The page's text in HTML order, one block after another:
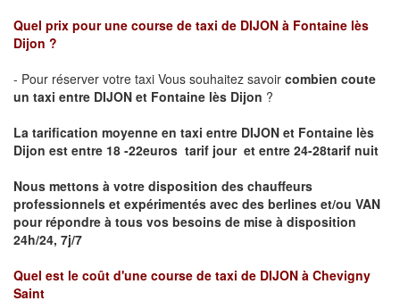
Quel prix pour une course de taxi de DIJON à Fontaine lès
Dijon ?
- Pour réserver votre taxi Vous souhaitez savoir combien coute
un taxi entre DIJON et Fontaine lès Dijon ?
La tarification moyenne en taxi entre DIJON et Fontaine lès
Dijon est entre 18 -22euros tarif jour et entre 24-28tarif nuit
Nous mettons à votre disposition des chauffeurs
professionnels et expérimentés avec des berlines et/ou VAN
pour répondre à tous vos besoins de mise à disposition
24h/24, 7j/7
Quel est le coût d'une course de taxi de DIJON à Chevigny
Saint